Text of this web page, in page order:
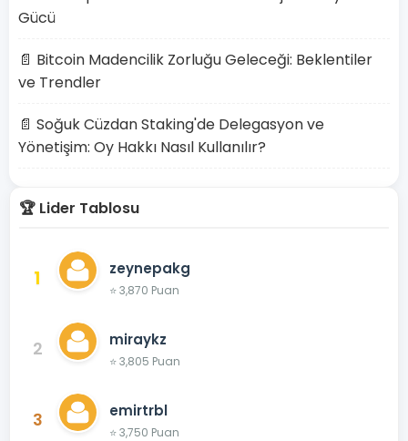
Gücü
📄 Bitcoin Madencilik Zorluğu Geleceği: Beklentiler
ve Trendler
📄 Soğuk Cüzdan Staking'de Delegasyon ve
Yönetişim: Oy Hakkı Nasıl Kullanılır?
🏆 Lider Tablosu
1 zeynepakg
⭐ 3,870 Puan
2 miraykz
⭐ 3,805 Puan
3 emirtrbl
⭐ 3,750 Puan